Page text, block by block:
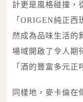
計更是風格碰撞，
「ORIGEN純正
然成為品味生活的
場域開啟了令人期
「酒的豐富多元正
同樣地，麥卡倫在